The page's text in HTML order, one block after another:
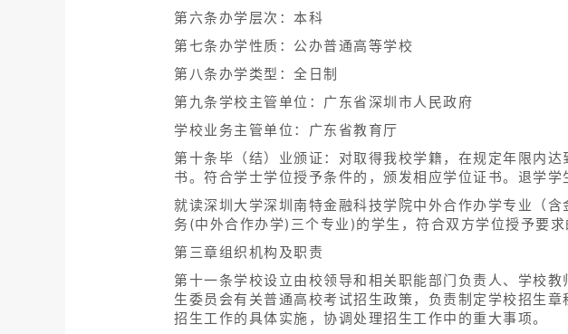
第六条办学层次：本科
第七条办学性质：公办普通高等学校
第八条办学类型：全日制
第九条学校主管单位：广东省深圳市人民政府
学校业务主管单位：广东省教育厅
第十条毕（结）业颁证：对取得我校学籍，在规定年限内
书。符合学士学位授予条件的，颁发相应学位证书。退学
就读深圳大学深圳南特金融科技学院中外合作办学专业（
务(中外合作办学)三个专业)的学生，符合双方学位授予要
第三章组织机构及职责
第十一条学校设立由校领导和相关职能部门负责人、学校
生委员会有关普通高校考试招生政策，负责制定学校招生
招生工作的具体实施，协调处理招生工作中的重大事项。